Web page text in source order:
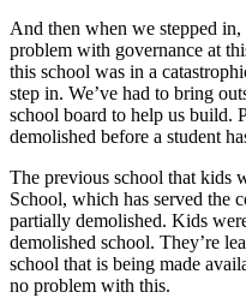
And then when we stepped
problem with governance at
this school was in a
step in. We’ve had to bring
school board to help us build.
demolished before a student
The previous school that kids
School, which has served the
partially demolished. Kids
demolished school. They’re
school that is being made
no problem with this.